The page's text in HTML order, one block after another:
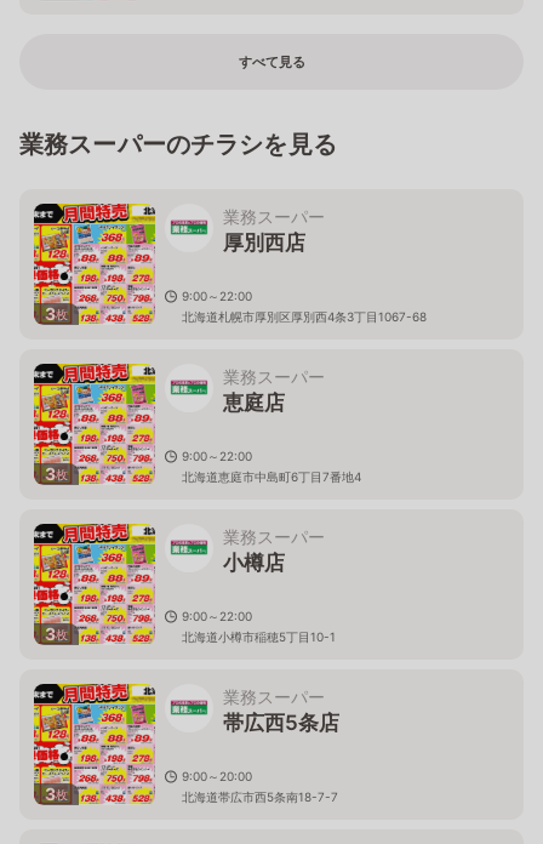
すべて見る
業務スーパーのチラシを見る
3枚
業務スーパー
厚別西店
9:00～22:00
北海道札幌市厚別区厚別西4条3丁目1067-68
3枚
業務スーパー
恵庭店
9:00～22:00
北海道恵庭市中島町6丁目7番地4
3枚
業務スーパー
小樽店
9:00～22:00
北海道小樽市稲穂5丁目10-1
3枚
業務スーパー
帯広西5条店
9:00～20:00
北海道帯広市西5条南18-7-7